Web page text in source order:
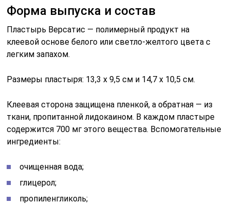
Форма выпуска и состав
Пластырь Версатис — полимерный продукт на
клеевой основе белого или светло-желтого цвета с
легким запахом.
Размеры пластыря: 13,3 х 9,5 см и 14,7 х 10,5 см.
Клеевая сторона защищена пленкой, а обратная — из
ткани, пропитанной лидокаином. В каждом пластыре
содержится 700 мг этого вещества. Вспомогательные
ингредиенты:
очищенная вода;
глицерол;
пропиленгликоль;